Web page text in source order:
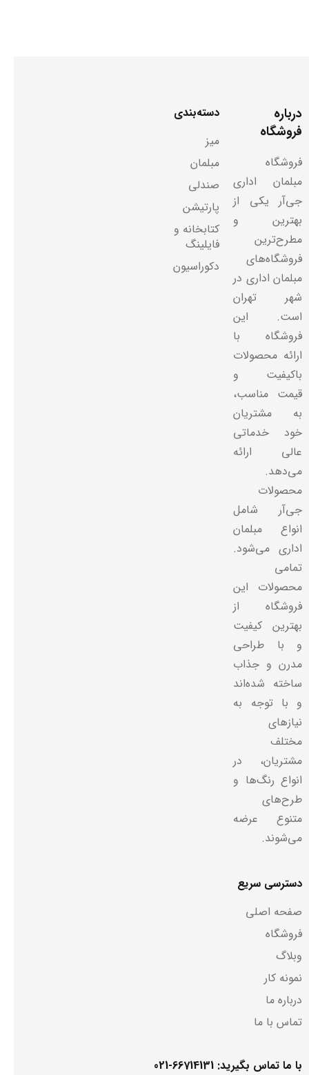
درباره
فروشگاه
فروشگاه
مبلمان اداری
جی‌آر یکی از
بهترین و
مطرح‌ترین
فروشگاه‌های
مبلمان اداری در
شهر تهران
است. این
فروشگاه با
ارائه محصولات
باکیفیت و
قیمت مناسب،
به مشتریان
خود خدماتی
عالی ارائه
می‌دهد.
محصولات
جی‌آر شامل
انواع مبلمان
اداری می‌شود.
تمامی
محصولات این
فروشگاه از
بهترین کیفیت
و با طراحی
مدرن و جذاب
ساخته شده‌اند
و با توجه به
نیازهای
مختلف
مشتریان، در
انواع رنگ‌ها و
طرح‌های
متنوع عرضه
می‌شوند.
دسته‌بندی
میز
مبلمان
صندلی
پارتیشن
کتابخانه و
فایلینگ
دکوراسیون
دسترسی سریع
صفحه اصلی
فروشگاه
وبلاگ
نمونه کار
درباره ما
تماس با ما
با ما تماس بگیرید: 66714131-021